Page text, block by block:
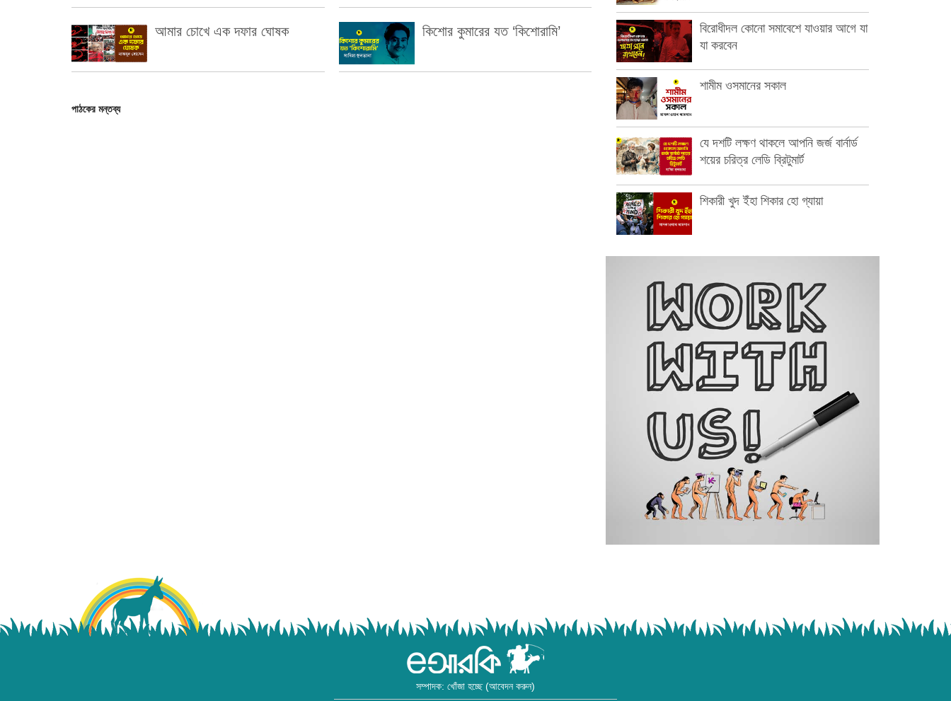
আমার চোখে এক দফার ঘোষক কিশোর কুমারের যত ‘কিশোরামি’
পাঠকের মন্তব্য
বিরোধীদল কোনো সমাবেশে যাওয়ার আগে যা
যা করবেন
শামীম ওসমানের সকাল
যে দশটি লক্ষণ থাকলে আপনি জর্জ বার্নার্ড
শয়ের চরিত্র লেডি ব্রিটুমার্ট
শিকারী খুদ ইঁহা শিকার হো গ্যায়া
সম্পাদক: খোঁজা হচ্ছে (আবেদন করুন)